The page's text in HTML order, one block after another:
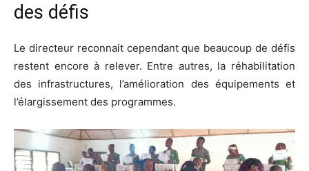
des défis
Le directeur reconnait cependant que beaucoup de défis
restent encore à relever. Entre autres, la réhabilitation
des infrastructures, l’amélioration des équipements et
l’élargissement des programmes.